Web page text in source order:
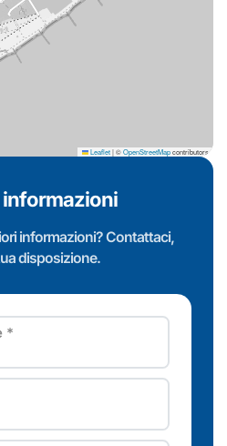
Leaflet|©OpenStreetMapcontributors
informazioni
informazioni? Contattaci,
disposizione.
*